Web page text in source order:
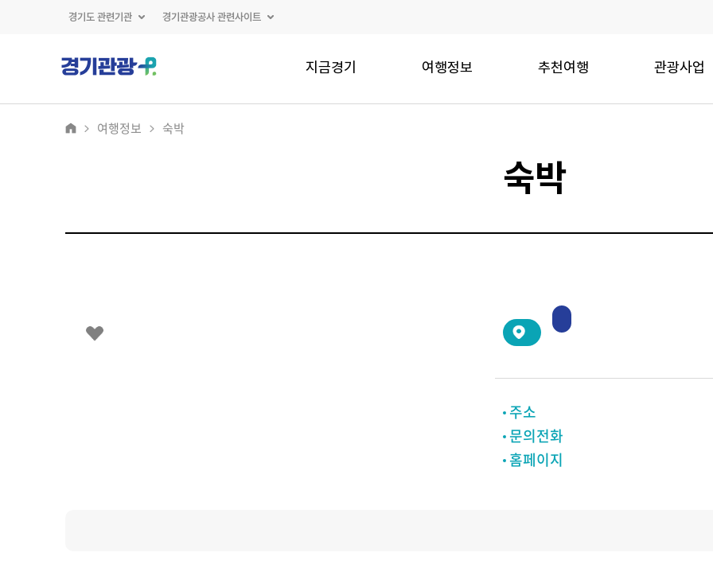
경기도 관련기관 경기관광공사 관련사이트
지금경기 여행정보 추천여행 관광사업
여행정보 숙박
숙박
주소
문의전화
홈페이지